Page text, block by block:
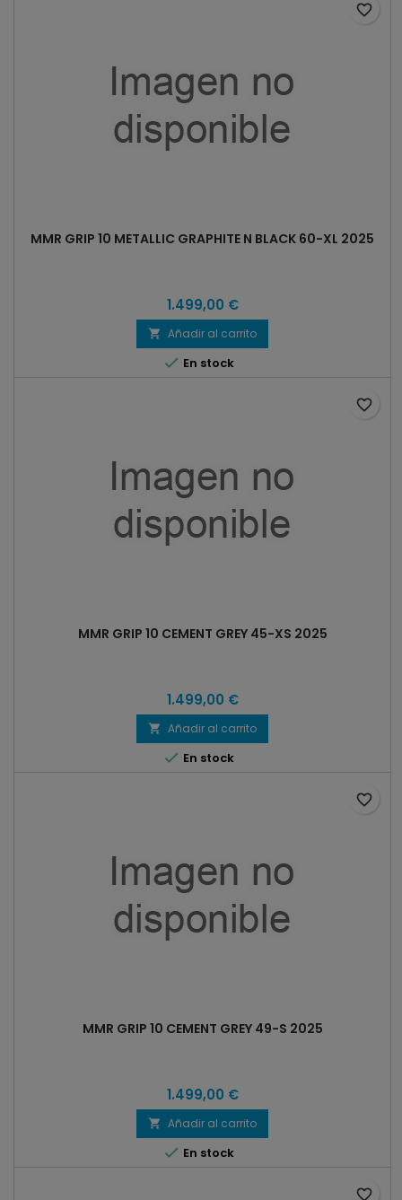
MMR GRIP 10 METALLIC GRAPHITE N BLACK 60-XL 2025
1.499,00 €
 Añadir al carrito
 En stock
favorite_border
MMR GRIP 10 CEMENT GREY 45-XS 2025
1.499,00 €
 Añadir al carrito
 En stock
favorite_border
MMR GRIP 10 CEMENT GREY 49-S 2025
1.499,00 €
 Añadir al carrito
 En stock
favorite_border
favorite_border